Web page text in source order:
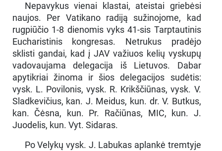
Nepavykus vienai klastai, ateistai griebėsi
naujos. Per Vatikano radiją sužinojome, kad
rugpiūčio 1-8 dienomis vyks 41-sis Tarptautinis
Eucharistinis kongresas. Netrukus pradėjo
sklisti gandai, kad į JAV važiuos kelių vyskupų
vadovaujama delegacija iš Lietuvos. Dabar
apytikriai žinoma ir šios delegacijos sudėtis:
vysk. L. Povilonis, vysk. R. Krikščiūnas, vysk. V.
Sladkevičius, kan. J. Meidus, kun. dr. V. Butkus,
kan. Čėsna, kun. Pr. Račiūnas, MIC, kun. J.
Juodelis, kun. Vyt. Sidaras.
Po Velykų vysk. J. Labukas aplankė tremtyje